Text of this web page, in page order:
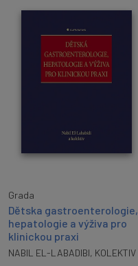
Grada
Dětska gastroenterologie,
hepatologie a výživa pro
klinickou praxi
NABIL EL-LABADIBI, KOLEKTIV